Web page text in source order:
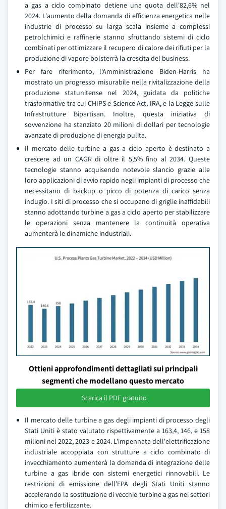
a gas a ciclo combinato detiene una quota dell'82,6% nel
2024. L'aumento della domanda di efficienza energetica nelle
industrie di processo su larga scala insieme a complessi
petrolchimici e raffinerie stanno sfruttando sistemi di ciclo
combinati per ottimizzare il recupero di calore dei rifiuti per la
produzione di vapore bolsterrà la crescita del business.
Per fare riferimento, l'Amministrazione Biden-Harris ha
mostrato un progresso misurabile nella rivitalizzazione della
produzione statunitense nel 2024, guidata da politiche
trasformative tra cui CHIPS e Science Act, IRA, e la Legge sulle
Infrastrutture Bipartisan. Inoltre, questa iniziativa di
sovvenzione ha stanziato 20 milioni di dollari per tecnologie
avanzate di produzione di energia pulita.
Il mercato delle turbine a gas a ciclo aperto è destinato a
crescere ad un CAGR di oltre il 5,5% fino al 2034. Queste
tecnologie stanno acquisendo notevole slancio grazie alle
loro applicazioni di avvio rapido negli impianti di processo che
necessitano di backup o picco di potenza di carico senza
indugio. I siti di processo che si occupano di griglie inaffidabili
stanno adottando turbine a gas a ciclo aperto per stabilizzare
le operazioni senza mantenere la continuità operativa
aumenterà le dinamiche industriali.
Ottieni approfondimenti dettagliati sui principali
segmenti che modellano questo mercato
Scarica il PDF gratuito
Il mercato delle turbine a gas degli impianti di processo degli
Stati Uniti è stato valutato rispettivamente a 163,4, 146, e 158
milioni nel 2022, 2023 e 2024. L'impennata dell'elettrificazione
industriale accoppiata con strutture a ciclo combinato di
invecchiamento aumenterà la domanda di integrazione delle
turbine a gas ibride con sistemi energetici rinnovabili. Le
restrizioni di emissione dell’EPA degli Stati Uniti stanno
accelerando la sostituzione di vecchie turbine a gas nei settori
chimico e fertilizzante.